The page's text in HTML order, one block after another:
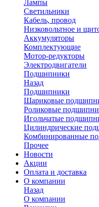
Лампы
Светильники
Кабель, провод
Низковольтное и
Аккумуляторы
Комплектующие
Мотор-редукторы
Электродвигатели
Подшипники
Назад
Подшипники
Шариковые
Роликовые
Игольчатые
Цилиндрические
Комбинированные
Прочее
Новости
Акции
Оплата и доставка
О компании
Назад
О компании